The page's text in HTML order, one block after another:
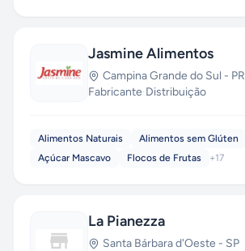
Jasmine Alimentos
Campina Grande do Sul - PR
Fabricante·Distribuição
Alimentos Naturais
Alimentos sem Glúten
Açúcar Mascavo
Flocos de Frutas +17
La Pianezza
Santa Bárbara d'Oeste - SP